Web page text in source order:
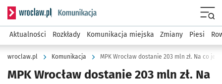
Serwis informacyjny wroclaw.pl podserwis: Komunikacja
Aktualności Rozkłady Komunikacja miejska Zmiany Piesi
wroclaw.pl Komunikacja MPK Wrocław dostanie 203 mln zł. Na co je
MPK Wrocław dostanie 203 mln zł. Na